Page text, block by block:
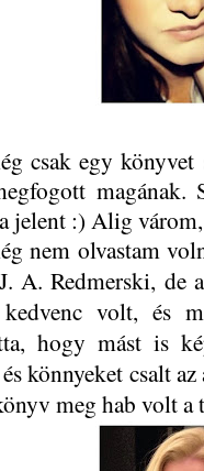
csak egy
jelent :) Alig
nem olvastam
A. Redmerski, de
kedvenc volt, és
hogy mást is
könnyeket csalt
meg hab volt a